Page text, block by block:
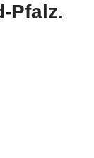
Pfalz.